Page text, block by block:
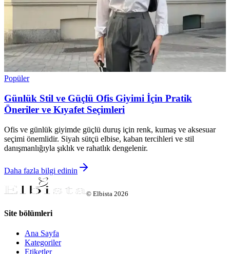
Popüler
Günlük Stil ve Güçlü Ofis Giyimi İçin Pratik
Öneriler ve Kıyafet Seçimleri
Ofis ve günlük giyimde güçlü duruş için renk, kumaş ve aksesuar
seçimi önemlidir. Siyah sütçü elbise, kaban tercihleri ve stil
danışmanlığıyla şıklık ve rahatlık dengelenir.
Daha fazla bilgi edinin
© Elbista 2026
Site bölümleri
Ana Sayfa
Kategoriler
Etiketler